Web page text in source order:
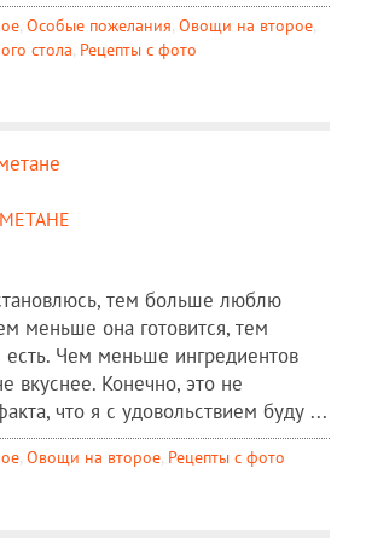
, Особые пожелания, Овощи на второе,
стола, Рецепты c фото
тем больше люблю
меньше она готовится, тем
Чем меньше ингредиентов
вкуснее. Конечно, это не
что я с удовольствием буду ...
, Овощи на второе, Рецепты c фото